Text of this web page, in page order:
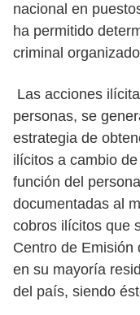
nacional en
ha permitido
criminal
Las acciones
personas, se
estrategia de
ilícitos a cambio
función del
documentadas al
cobros ilícitos que
Centro de Emisión
en su mayoría
del país, siendo